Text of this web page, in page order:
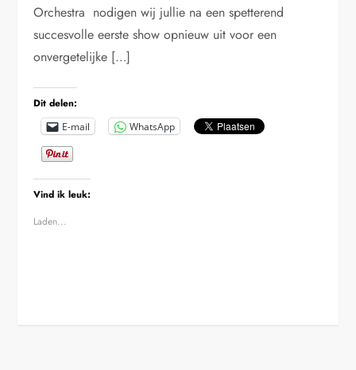
Orchestra nodigen wij jullie na een spetterend
succesvolle eerste show opnieuw uit voor een
onvergetelijke […]
Dit delen:
E-mail WhatsApp
Vind ik leuk:
Laden...